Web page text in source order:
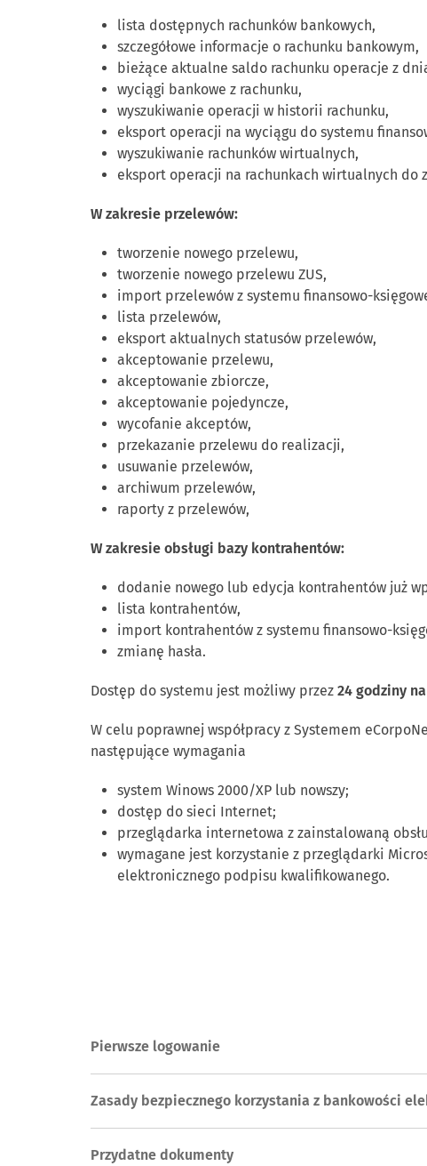
lista dostępnych rachunków bankowych,
szczegółowe informacje o rachunku bankowym,
bieżące aktualne saldo rachunku operacje z
wyciągi bankowe z rachunku,
wyszukiwanie operacji w historii rachunku,
eksport operacji na wyciągu do systemu
wyszukiwanie rachunków wirtualnych,
eksport operacji na rachunkach wirtualnych do
W zakresie przelewów:
tworzenie nowego przelewu,
tworzenie nowego przelewu ZUS,
import przelewów z systemu finansowo-
lista przelewów,
eksport aktualnych statusów przelewów,
akceptowanie przelewu,
akceptowanie zbiorcze,
akceptowanie pojedyncze,
wycofanie akceptów,
przekazanie przelewu do realizacji,
usuwanie przelewów,
archiwum przelewów,
raporty z przelewów,
W zakresie obsługi bazy kontrahentów:
dodanie nowego lub edycja kontrahentów już
lista kontrahentów,
import kontrahentów z systemu finansowo-
zmianę hasła.
Dostęp do systemu jest możliwy przez 24 godziny
W celu poprawnej współpracy z Systemem
następujące wymagania
system Winows 2000/XP lub nowszy;
dostęp do sieci Internet;
przeglądarka internetowa z zainstalowaną
wymagane jest korzystanie z przeglądarki
elektronicznego podpisu kwalifikowanego.
Pierwsze logowanie
Zasady bezpiecznego korzystania z bankowości
Przydatne dokumenty